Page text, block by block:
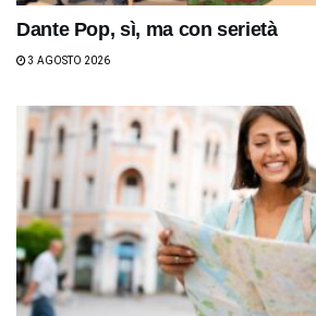
Dante Pop, sì, ma con serietà
3 AGOSTO 2026